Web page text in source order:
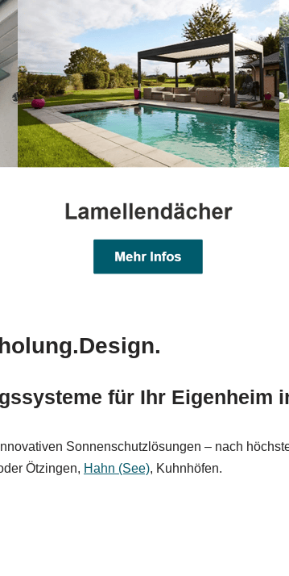
für Ihr Eigenheim
Sonnenschutzlösungen – nach
Ötzingen, Hahn (See), Kuhnhöfen.